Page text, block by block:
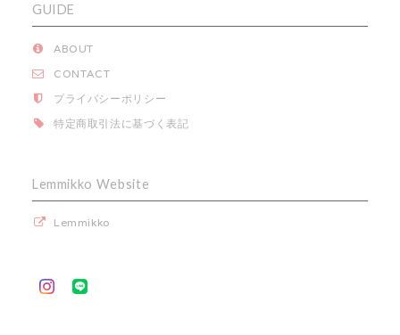
GUIDE
ABOUT
CONTACT
プライバシーポリシー
特定商取引法に基づく表記
Lemmikko Website
Lemmikko